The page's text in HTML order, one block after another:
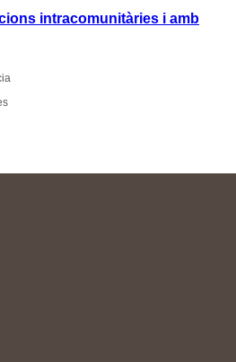
intracomunitàries i amb